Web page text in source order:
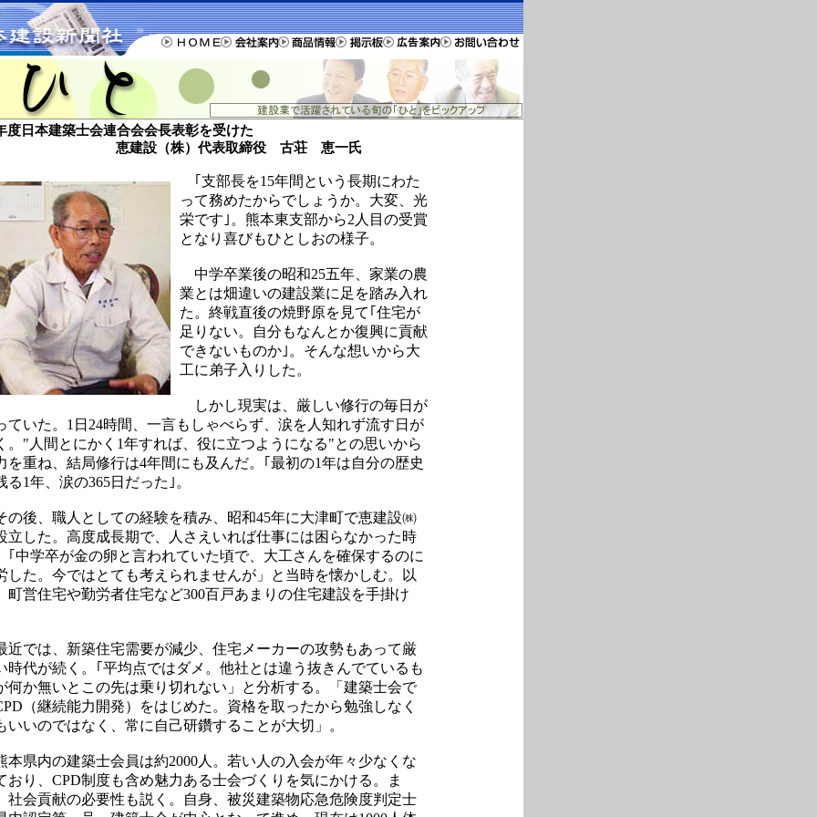
度日本建築士会連合会会長表彰を受けた
設（株）代表取締役 古荘 恵一氏
｢支部長を15年間という長期にわた
って務めたからでしょうか。大変、光
栄です｣。熊本東支部から2人目の受賞
となり喜びもひとしおの様子。
中学卒業後の昭和25五年、家業の農
業とは畑違いの建設業に足を踏み入れ
た。終戦直後の焼野原を見て｢住宅が
足りない。自分もなんとか復興に貢献
できないものか｣。そんな想いから大
工に弟子入りした。
しかし現実は、厳しい修行の毎日が
ていた。1日24時間、一言もしゃべらず、涙を人知れず流す日が
。"人間とにかく1年すれば、役に立つようになる"との思いから
を重ね、結局修行は4年間にも及んだ。｢最初の1年は自分の歴史
る1年、涙の365日だった｣。
後、職人としての経験を積み、昭和45年に大津町で恵建設㈱
立した。高度成長期で、人さえいれば仕事には困らなかった時
｢中学卒が金の卵と言われていた頃で、大工さんを確保するのに
した。今ではとても考えられませんが」と当時を懐かしむ。以
町営住宅や勤労者住宅など300百戸あまりの住宅建設を手掛け
では、新築住宅需要が減少、住宅メーカーの攻勢もあって厳
時代が続く。｢平均点ではダメ。他社とは違う抜きんでているも
何か無いとこの先は乗り切れない」と分析する。「建築士会で
（継続能力開発）をはじめた。資格を取ったから勉強しなく
いいのではなく、常に自己研鑽することが大切」。
県内の建築士会員は約2000人。若い人の入会が年々少なくな
おり、CPD制度も含め魅力ある士会づくりを気にかける。ま
社会貢献の必要性も説く。自身、被災建築物応急危険度判定士